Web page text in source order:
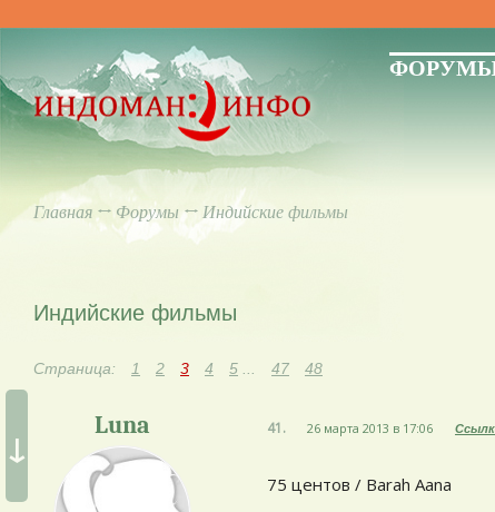
Главная ↔ Форумы↔ Индийские фильмы
↓
Индийские фильмы
Страница: 1 2 3 4 5 47 48
Luna 41. 26 марта 2013 в 17:06
75 центов / Barah Aana